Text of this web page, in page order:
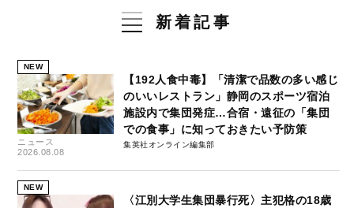
新着記事
NEW
ニュース
2026.08.08
【192人食中毒】「清潔で品数の多い感じ
のいいレストラン」静岡のスポーツ宿泊
施設内で集団発症…合宿・遠征の「集団
での食事」に知っておきたい予防策
集英社オンライン編集部
NEW
〈江別大学生集団暴行死〉主犯格の18歳